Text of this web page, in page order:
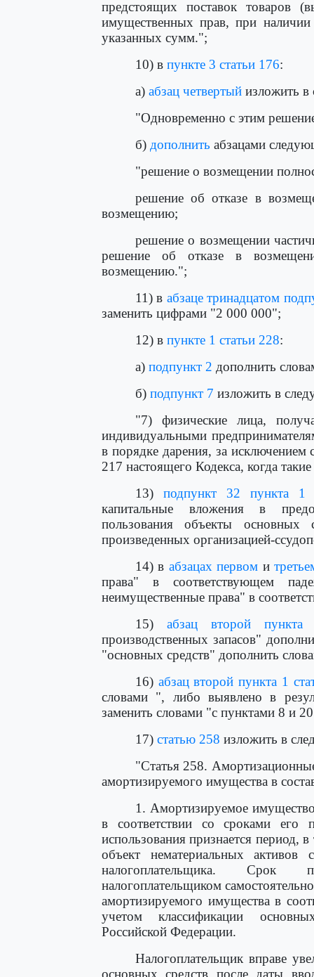
предстоящих поставок товаров
имущественных прав, при наличии
указанных сумм.";
10) в пункте 3 статьи 176:
а) абзац четвертый изложить
"Одновременно с этим
б) дополнить абзацами
"решение о возмещении
решение об отказе в
возмещению;
решение о возмещении
решение об отказе в
возмещению.";
11) в абзаце тринадцатом
заменить цифрами "2 000 000";
12) в пункте 1 статьи 228:
а) подпункт 2 дополнить
б) подпункт 7 изложить в
"7) физические лица,
индивидуальными
в порядке дарения, за исключением
217 настоящего Кодекса, когда
13)подпункт 32 пункта 1
капитальные вложения в
пользования объекты
произведенных организацией-
14) в абзацах первом и
права" в соответствующем
неимущественные права" в
15)абзац второй
производственных запасов"
"основных средств" дополнить
16) абзац второй пункта 1
словами ", либо выявлено в
заменить словами "с пунктами 8 и
17) статью 258 изложить в
"Статья 258.
амортизируемого имущества в
1. Амортизируемое
в соответствии со сроками его
использования признается период,
объект нематериальных активов
налогоплательщика. Срок
налогоплательщиком
амортизируемого имущества в
учетом классификации
Российской Федерации.
Налогоплательщик вправе
основных средств после даты